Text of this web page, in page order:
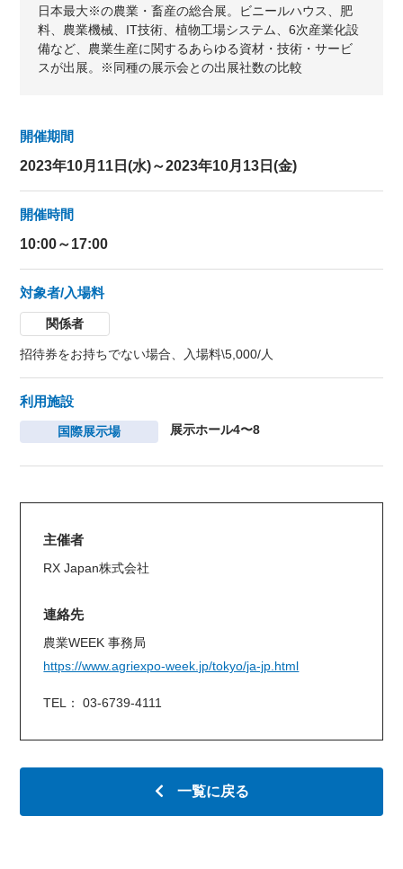
日本最大※の農業・畜産の総合展。ビニールハウス、肥
料、農業機械、IT技術、植物工場システム、6次産業化設
備など、農業生産に関するあらゆる資材・技術・サービ
スが出展。※同種の展示会との出展社数の比較
開催期間
2023年10月11日(水)～2023年10月13日(金)
開催時間
10:00～17:00
対象者/入場料
関係者
招待券をお持ちでない場合、入場料\5,000/⼈
利用施設
国際展示場 展示ホール4〜8
主催者
RX Japan株式会社
連絡先
農業WEEK 事務局
https://www.agriexpo-week.jp/tokyo/ja-jp.html
TEL： 03-6739-4111
一覧に戻る